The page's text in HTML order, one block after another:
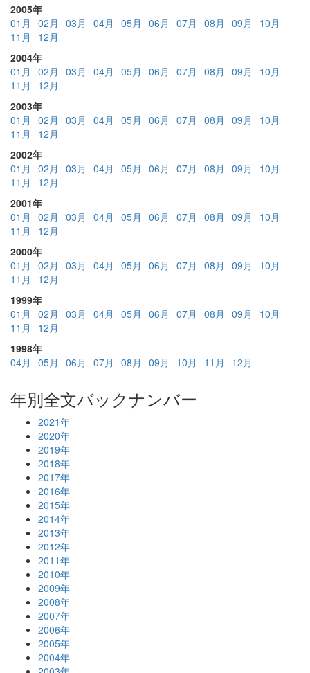
2005年
01月
02月 03月 04月 05月 06月 07月 08月 09月
10月
11月
12月
2004年
01月
02月 03月 04月 05月 06月 07月 08月 09月
10月
11月
12月
2003年
01月
02月 03月 04月 05月 06月 07月 08月 09月
10月
11月
12月
2002年
01月
02月 03月 04月 05月 06月 07月 08月 09月
10月
11月
12月
2001年
01月
02月 03月 04月 05月 06月 07月 08月 09月
10月
11月
12月
2000年
01月
02月 03月 04月 05月 06月 07月 08月 09月
10月
11月
12月
1999年
01月
02月 03月 04月 05月 06月 07月 08月 09月
10月
11月
12月
1998年
04月
05月 06月 07月 08月 09月 10月 11月 12月
年別全文バックナンバー
2021年
2020年
2019年
2018年
2017年
2016年
2015年
2014年
2013年
2012年
2011年
2010年
2009年
2008年
2007年
2006年
2005年
2004年